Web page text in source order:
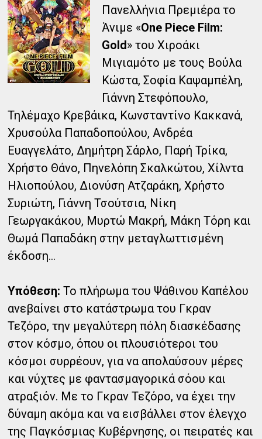
Πανελλήνια Πρεμιέρα το
Άνιμε «One Piece Film:
Gold» του Χιροάκι
Μιγιαμότο με τους Βούλα
Κώστα, Σοφία Καψαμπέλη,
Γιάννη Στεφόπουλο,
Τηλέμαχο Κρεβάικα, Κωνσταντίνο Κακκανά,
Χρυσούλα Παπαδοπούλου, Ανδρέα
Ευαγγελάτο, Δημήτρη Σάρλο, Παρή Τρίκα,
Χρήστο Θάνο, Πηνελόπη Σκαλκώτου, Χίλντα
Ηλιοπούλου, Διονύση Ατζαράκη, Χρήστο
Συριώτη, Γιάννη Τσούτσια, Νίκη
Γεωργακάκου, Μυρτώ Μακρή, Μάκη Τόρη και
Θωμά Παπαδάκη στην μεταγλωττισμένη
έκδοση...
Υπόθεση: Το πλήρωμα του Ψάθινου Καπέλου
ανεβαίνει στο κατάστρωμα του Γκραν
Τεζόρο, την μεγαλύτερη πόλη διασκέδασης
στον κόσμο, όπου οι πλουσιότεροι του
κόσμοι συρρέουν, για να απολαύσουν μέρες
και νύχτες με φαντασμαγορικά σόου και
ατραξιόν. Με το Γκραν Τεζόρο, να έχει την
δύναμη ακόμα και να εισβάλλει στον έλεγχο
της Παγκόσμιας Κυβέρνησης, οι πειρατές και